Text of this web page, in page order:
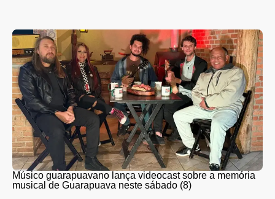
Músico guarapuavano lança videocast sobre a memória
musical de Guarapuava neste sábado (8)